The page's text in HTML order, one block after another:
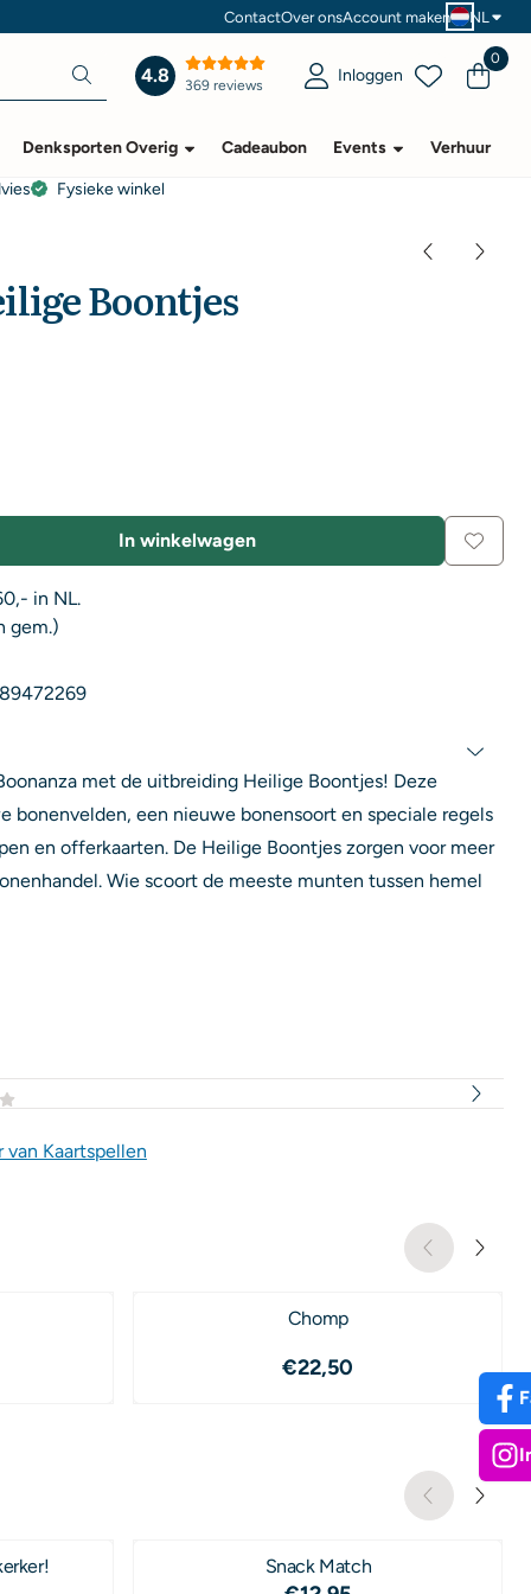
ContactOver onsAccount maken NL
4.8 369 reviews Inloggen
0
Denksporten Overig Cadeaubon Events Verhuur
Fysieke winkel
Boontjes
In winkelwagen
in NL.
gem.)
met de uitbreiding Heilige Boontjes! Deze
bonenvelden, een nieuwe bonensoort en speciale regels
en offerkaarten. De Heilige Boontjes zorgen voor meer
Wie scoort de meeste munten tussen hemel
van Kaartspellen
Chomp
Prijs: 22,50
€22,50
de kerker!
Snack Match